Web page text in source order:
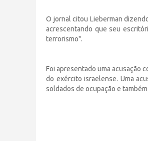
O jornal citou Lieberman
acrescentando que seu
terrorismo".
Foi apresentado uma acusação
do exército israelense. Uma
soldados de ocupação e